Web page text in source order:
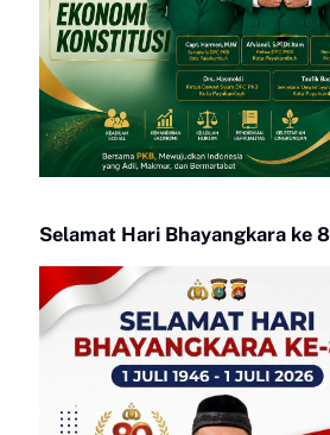
Selamat Hari Bhayangkara ke